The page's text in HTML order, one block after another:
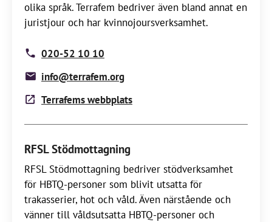
olika språk. Terrafem bedriver även bland annat en
juristjour och har kvinnojoursverksamhet.
020-52 10 10
info@terrafem.org
Terrafems webbplats
RFSL Stödmottagning
RFSL Stödmottagning bedriver stödverksamhet
för HBTQ-personer som blivit utsatta för
trakasserier, hot och våld. Även närstående och
vänner till våldsutsatta HBTQ-personer och